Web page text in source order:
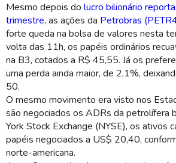
Petrobras é a empresa mais valiosa da bolsa
Shutterstuck)
Mesmo depois do lucro bilionário
trimestre, as ações da Petrobras
forte queda na bolsa de valores nesta
volta das 11h, os papéis ordinários
na B3, cotados a R$ 45,55. Já os
uma perda ainda maior, de 2,1%,
50.
O mesmo movimento era visto nos
são negociados os ADRs da petrolífera
York Stock Exchange (NYSE), os ativos
papéis negociados a US$ 20,40,
norte-americana.